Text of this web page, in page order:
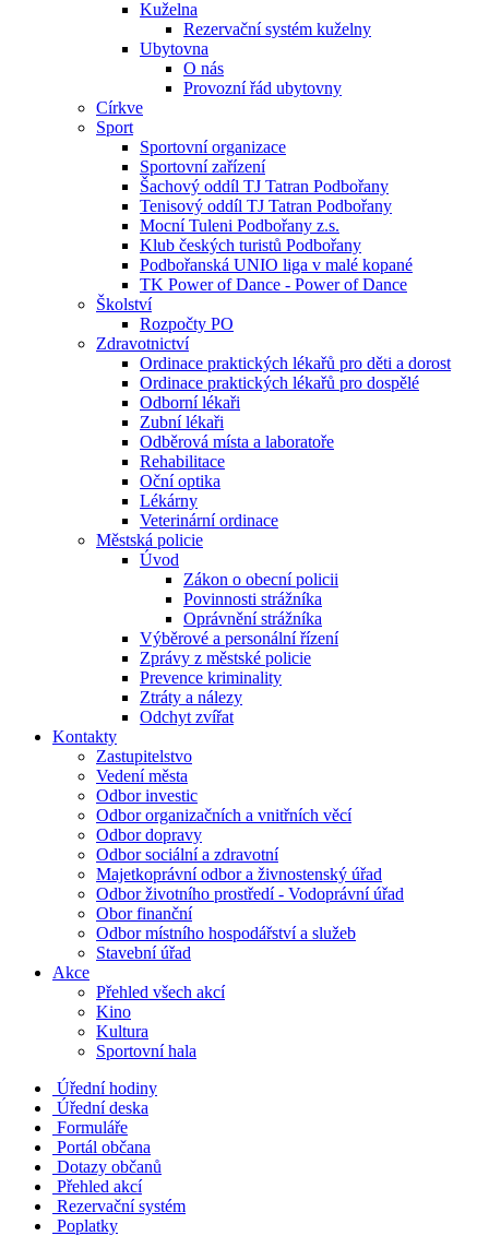
Kuželna
Rezervační systém kuželny
Ubytovna
O nás
Provozní řád ubytovny
Církve
Sport
Sportovní organizace
Sportovní zařízení
Šachový oddíl TJ Tatran Podbořany
Tenisový oddíl TJ Tatran Podbořany
Mocní Tuleni Podbořany z.s.
Klub českých turistů Podbořany
Podbořanská UNIO liga v malé kopané
TK Power of Dance - Power of Dance
Školství
Rozpočty PO
Zdravotnictví
Ordinace praktických lékařů pro děti a dorost
Ordinace praktických lékařů pro dospělé
Odborní lékaři
Zubní lékaři
Odběrová místa a laboratoře
Rehabilitace
Oční optika
Lékárny
Veterinární ordinace
Městská policie
Úvod
Zákon o obecní policii
Povinnosti strážníka
Oprávnění strážníka
Výběrové a personální řízení
Zprávy z městské policie
Prevence kriminality
Ztráty a nálezy
Odchyt zvířat
Kontakty
Zastupitelstvo
Vedení města
Odbor investic
Odbor organizačních a vnitřních věcí
Odbor dopravy
Odbor sociální a zdravotní
Majetkoprávní odbor a živnostenský úřad
Odbor životního prostředí - Vodoprávní úřad
Obor finanční
Odbor místního hospodářství a služeb
Stavební úřad
Akce
Přehled všech akcí
Kino
Kultura
Sportovní hala
Úřední hodiny
Úřední deska
Formuláře
Portál občana
Dotazy občanů
Přehled akcí
Rezervační systém
Poplatky